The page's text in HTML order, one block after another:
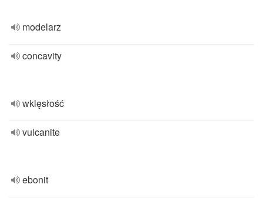
modelarz
concavity
wklęsłość
vulcanite
ebonit